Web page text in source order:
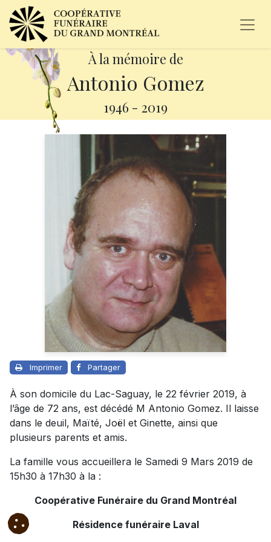
À la mémoire de
Antonio Gomez
1946 - 2019
Imprimer Partager
À son domicile du Lac-Saguay, le 22 février 2019, à
l’âge de 72 ans, est décédé M Antonio Gomez. Il laisse
dans le deuil, Maïté, Joël et Ginette, ainsi que
plusieurs parents et amis.
La famille vous accueillera le Samedi 9 Mars 2019 de
15h30 à 17h30 à la :
Coopérative Funéraire du Grand Montréal
Résidence funéraire Laval